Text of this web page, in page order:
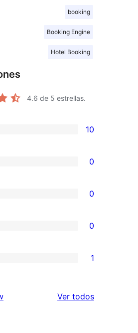
booking
Booking Engine
Hotel Booking
4.6 de 5 estrellas.
10
0
0
0
1
Ver todoslos